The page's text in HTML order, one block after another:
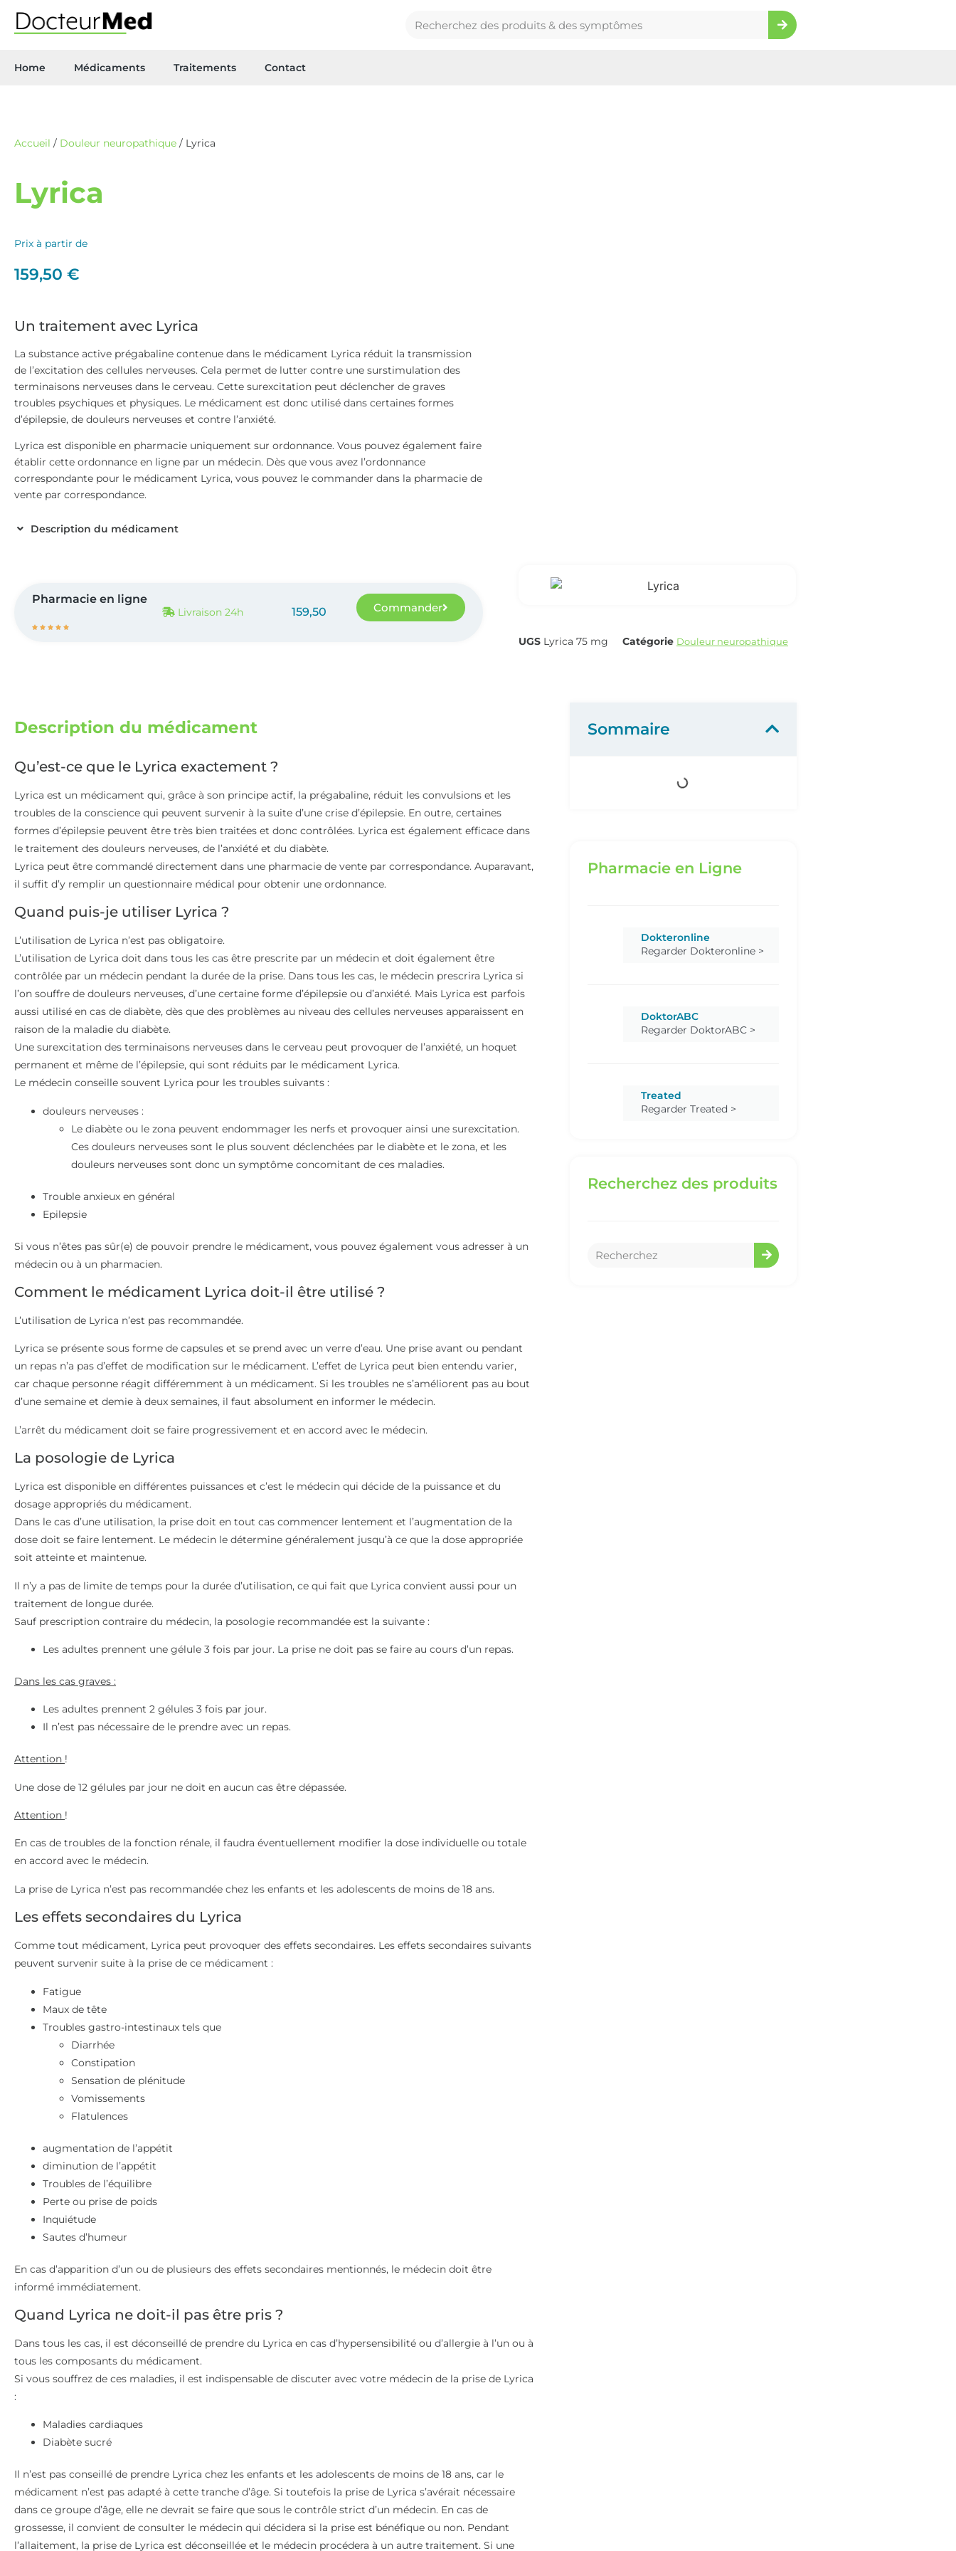
Home Médicaments Traitements Contact
Accueil / Douleur neuropathique / Lyrica
Lyrica
Prix à partir de
159,50 €
Un traitement avec Lyrica
La substance active prégabaline contenue dans le médicament Lyrica réduit la transmission
de l’excitation des cellules nerveuses. Cela permet de lutter contre une surstimulation des
terminaisons nerveuses dans le cerveau. Cette surexcitation peut déclencher de graves
troubles psychiques et physiques. Le médicament est donc utilisé dans certaines formes
d’épilepsie, de douleurs nerveuses et contre l’anxiété.
Lyrica est disponible en pharmacie uniquement sur ordonnance. Vous pouvez également faire
établir cette ordonnance en ligne par un médecin. Dès que vous avez l’ordonnance
correspondante pour le médicament Lyrica, vous pouvez le commander dans la pharmacie de
vente par correspondance.
Description du médicament
Pharmacie en ligne
    
Livraison 24h 159,50 Commander
UGS Lyrica 75 mg Catégorie Douleur neuropathique
Description du médicament
Qu’est-ce que le Lyrica exactement ?
Lyrica est un médicament qui, grâce à son principe actif, la prégabaline, réduit les convulsions et les
troubles de la conscience qui peuvent survenir à la suite d’une crise d’épilepsie. En outre, certaines
formes d’épilepsie peuvent être très bien traitées et donc contrôlées. Lyrica est également efficace dans
le traitement des douleurs nerveuses, de l’anxiété et du diabète.
Lyrica peut être commandé directement dans une pharmacie de vente par correspondance. Auparavant,
il suffit d’y remplir un questionnaire médical pour obtenir une ordonnance.
Quand puis-je utiliser Lyrica ?
L’utilisation de Lyrica n’est pas obligatoire.
L’utilisation de Lyrica doit dans tous les cas être prescrite par un médecin et doit également être
contrôlée par un médecin pendant la durée de la prise. Dans tous les cas, le médecin prescrira Lyrica si
l’on souffre de douleurs nerveuses, d’une certaine forme d’épilepsie ou d’anxiété. Mais Lyrica est parfois
aussi utilisé en cas de diabète, dès que des problèmes au niveau des cellules nerveuses apparaissent en
raison de la maladie du diabète.
Une surexcitation des terminaisons nerveuses dans le cerveau peut provoquer de l’anxiété, un hoquet
permanent et même de l’épilepsie, qui sont réduits par le médicament Lyrica.
Le médecin conseille souvent Lyrica pour les troubles suivants :
douleurs nerveuses :
Le diabète ou le zona peuvent endommager les nerfs et provoquer ainsi une surexcitation.
Ces douleurs nerveuses sont le plus souvent déclenchées par le diabète et le zona, et les
douleurs nerveuses sont donc un symptôme concomitant de ces maladies.
Trouble anxieux en général
Epilepsie
Si vous n’êtes pas sûr(e) de pouvoir prendre le médicament, vous pouvez également vous adresser à un
médecin ou à un pharmacien.
Comment le médicament Lyrica doit-il être utilisé ?
L’utilisation de Lyrica n’est pas recommandée.
Lyrica se présente sous forme de capsules et se prend avec un verre d’eau. Une prise avant ou pendant
un repas n’a pas d’effet de modification sur le médicament. L’effet de Lyrica peut bien entendu varier,
car chaque personne réagit différemment à un médicament. Si les troubles ne s’améliorent pas au bout
d’une semaine et demie à deux semaines, il faut absolument en informer le médecin.
L’arrêt du médicament doit se faire progressivement et en accord avec le médecin.
La posologie de Lyrica
Lyrica est disponible en différentes puissances et c’est le médecin qui décide de la puissance et du
dosage appropriés du médicament.
Dans le cas d’une utilisation, la prise doit en tout cas commencer lentement et l’augmentation de la
dose doit se faire lentement. Le médecin le détermine généralement jusqu’à ce que la dose appropriée
soit atteinte et maintenue.
Il n’y a pas de limite de temps pour la durée d’utilisation, ce qui fait que Lyrica convient aussi pour un
traitement de longue durée.
Sauf prescription contraire du médecin, la posologie recommandée est la suivante :
Les adultes prennent une gélule 3 fois par jour. La prise ne doit pas se faire au cours d’un repas.
Dans les cas graves :
Les adultes prennent 2 gélules 3 fois par jour.
Il n’est pas nécessaire de le prendre avec un repas.
Attention !
Une dose de 12 gélules par jour ne doit en aucun cas être dépassée.
Attention !
En cas de troubles de la fonction rénale, il faudra éventuellement modifier la dose individuelle ou totale
en accord avec le médecin.
La prise de Lyrica n’est pas recommandée chez les enfants et les adolescents de moins de 18 ans.
Les effets secondaires du Lyrica
Comme tout médicament, Lyrica peut provoquer des effets secondaires. Les effets secondaires suivants
peuvent survenir suite à la prise de ce médicament :
Fatigue
Maux de tête
Troubles gastro-intestinaux tels que
Diarrhée
Constipation
Sensation de plénitude
Vomissements
Flatulences
augmentation de l’appétit
diminution de l’appétit
Troubles de l’équilibre
Perte ou prise de poids
Inquiétude
Sautes d’humeur
En cas d’apparition d’un ou de plusieurs des effets secondaires mentionnés, le médecin doit être
informé immédiatement.
Quand Lyrica ne doit-il pas être pris ?
Dans tous les cas, il est déconseillé de prendre du Lyrica en cas d’hypersensibilité ou d’allergie à l’un ou à
tous les composants du médicament.
Si vous souffrez de ces maladies, il est indispensable de discuter avec votre médecin de la prise de Lyrica
:
Maladies cardiaques
Diabète sucré
Il n’est pas conseillé de prendre Lyrica chez les enfants et les adolescents de moins de 18 ans, car le
médicament n’est pas adapté à cette tranche d’âge. Si toutefois la prise de Lyrica s’avérait nécessaire
dans ce groupe d’âge, elle ne devrait se faire que sous le contrôle strict d’un médecin. En cas de
grossesse, il convient de consulter le médecin qui décidera si la prise est bénéfique ou non. Pendant
l’allaitement, la prise de Lyrica est déconseillée et le médecin procédera à un autre traitement. Si une
Sommaire
Pharmacie en Ligne
Dokteronline
Regarder Dokteronline >
DoktorABC
Regarder DoktorABC >
Treated
Regarder Treated >
Recherchez des produits